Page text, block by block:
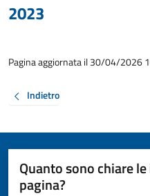
2023
Pagina aggiornata il 30/04/2026
Indietro
Quanto sono chiare
pagina?